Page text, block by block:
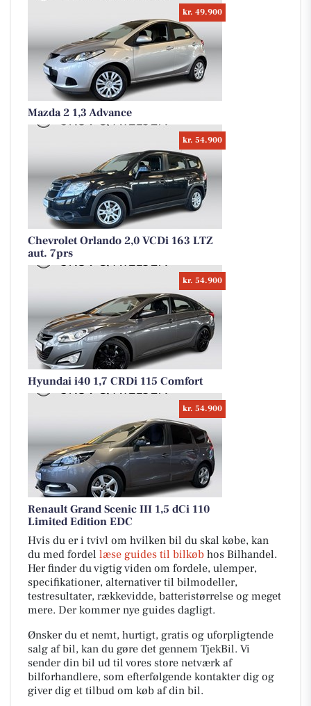
kr. 49.900
Mazda 2 1,3 Advance
kr. 54.900
Chevrolet Orlando 2,0 VCDi 163 LTZ
aut. 7prs
kr. 54.900
Hyundai i40 1,7 CRDi 115 Comfort
kr. 54.900
Renault Grand Scenic III 1,5 dCi 110
Limited Edition EDC
Hvis du er i tvivl om hvilken bil du skal købe, kan
du med fordel læse guides til bilkøb hos Bilhandel.
Her finder du vigtig viden om fordele, ulemper,
specifikationer, alternativer til bilmodeller,
testresultater, rækkevidde, batteristørrelse og meget
mere. Der kommer nye guides dagligt.
Ønsker du et nemt, hurtigt, gratis og uforpligtende
salg af bil, kan du gøre det gennem TjekBil. Vi
sender din bil ud til vores store netværk af
bilforhandlere, som efterfølgende kontakter dig og
giver dig et tilbud om køb af din bil.